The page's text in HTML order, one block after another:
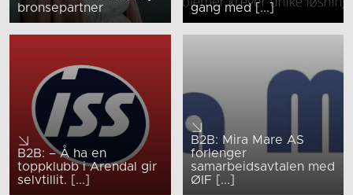
bronsepartner
gang med [...]
B2B: – Å ha en
toppklubb i Arendal gir
selvtillit. [...]
B2B: Mira Mare AS
forlenger
samarbeidsavtalen med
ØIF [...]